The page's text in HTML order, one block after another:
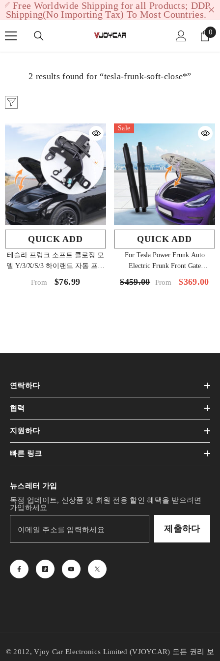
SKIP TO CONTENT
for all Products; DDP
To Most Countries.
여름 휴가 세일 최
지금 쇼핑하
0
0
2 results found for “tesla-frunk-soft-close*”
QUICK ADD
테슬라 프렁크 소프트 클로징 모
델 Y/3/X/S/3 하이랜드 자동 프렁
크 자동 클로저용 전면 트렁크 전
From $76.99
Sale
QUICK ADD
For Tesla Power Frunk Auto
Electric Frunk Front Gate
Automatic Lifting Closer
$459.00 From $369.00
연락하다
협력
지원하다
빠른 링크
뉴스레터 가입
독점 업데이트, 신상품 및 회원 전용 할인 혜택을 받으려면
가입하세요
제출하다
© 2012, Vjoy Car Electronics Limited (VJOYCAR) 모든 권리 보